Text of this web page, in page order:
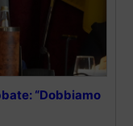
“Dobbiamo